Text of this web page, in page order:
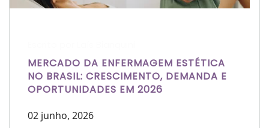
MERCADO DA ENFERMAGEM ESTÉTICA
NO BRASIL: CRESCIMENTO, DEMANDA E
OPORTUNIDADES EM 2026
02 junho, 2026